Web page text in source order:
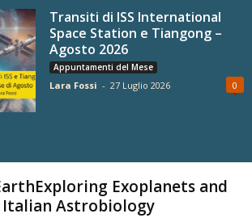
Transiti di ISS International
Space Station e Tiangong –
Agosto 2026
Appuntamenti del Mese
Lara Fossi - 27 Luglio 2026 0
Exoplanets and
Astrobiology